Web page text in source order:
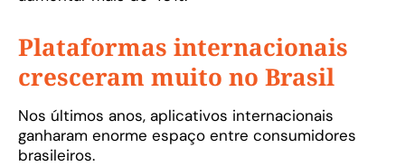
Plataformas internacionais
cresceram muito no Brasil
Nos últimos anos, aplicativos internacionais
ganharam enorme espaço entre consumidores
brasileiros.